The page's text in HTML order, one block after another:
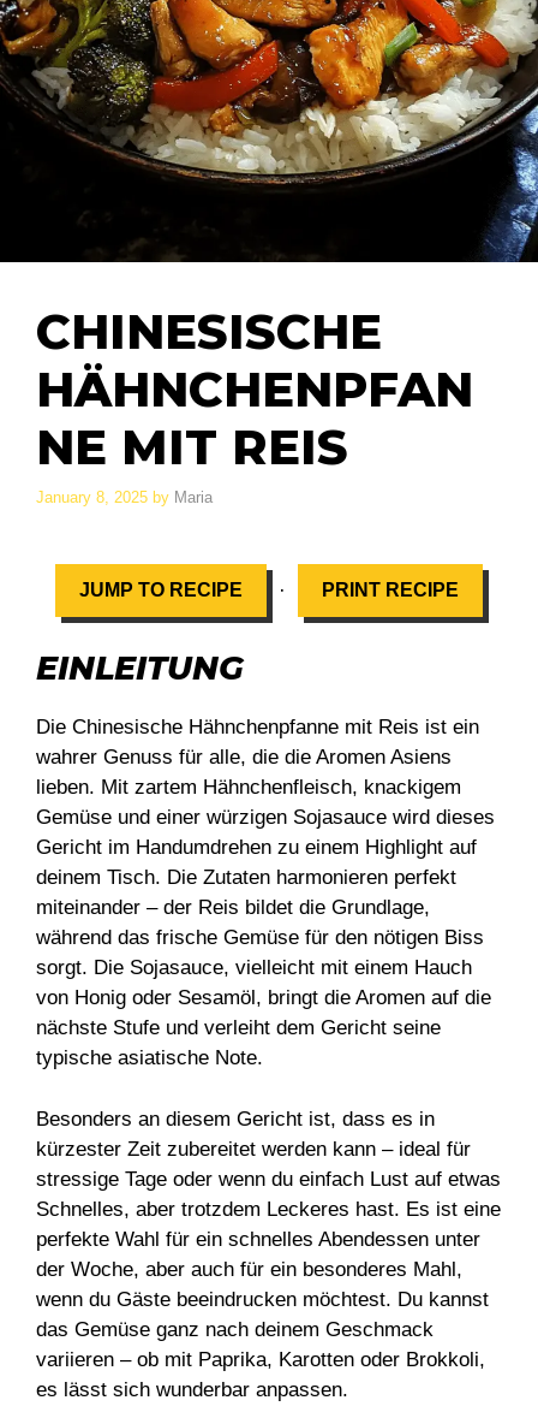
CHINESISCHE
HÄHNCHENPFAN
NE MIT REIS
January 8, 2025 by Maria
JUMP TO RECIPE · PRINT RECIPE
EINLEITUNG
Die Chinesische Hähnchenpfanne mit Reis ist ein
wahrer Genuss für alle, die die Aromen Asiens
lieben. Mit zartem Hähnchenfleisch, knackigem
Gemüse und einer würzigen Sojasauce wird dieses
Gericht im Handumdrehen zu einem Highlight auf
deinem Tisch. Die Zutaten harmonieren perfekt
miteinander – der Reis bildet die Grundlage,
während das frische Gemüse für den nötigen Biss
sorgt. Die Sojasauce, vielleicht mit einem Hauch
von Honig oder Sesamöl, bringt die Aromen auf die
nächste Stufe und verleiht dem Gericht seine
typische asiatische Note.
Besonders an diesem Gericht ist, dass es in
kürzester Zeit zubereitet werden kann – ideal für
stressige Tage oder wenn du einfach Lust auf etwas
Schnelles, aber trotzdem Leckeres hast. Es ist eine
perfekte Wahl für ein schnelles Abendessen unter
der Woche, aber auch für ein besonderes Mahl,
wenn du Gäste beeindrucken möchtest. Du kannst
das Gemüse ganz nach deinem Geschmack
variieren – ob mit Paprika, Karotten oder Brokkoli,
es lässt sich wunderbar anpassen.